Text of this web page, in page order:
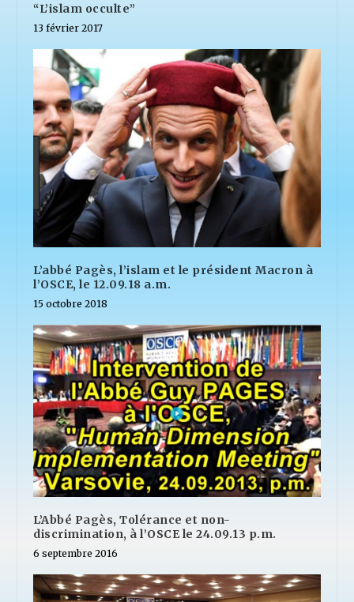
“L’islam occulte”
13 février 2017
L’abbé Pagès, l’islam et le président Macron à
l’OSCE, le 12.09.18 a.m.
15 octobre 2018
L’Abbé Pagès, Tolérance et non-
discrimination, à l’OSCE le 24.09.13 p.m.
6 septembre 2016